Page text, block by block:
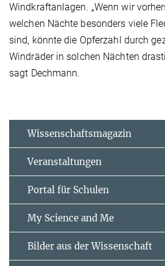
Windkraftanlagen. „Wenn wir
welchen Nächte besonders viele
sind, könnte die Opferzahl durch
Windräder in solchen Nächten
sagt Dechmann.
Wissenschaftsmagazin
Veranstaltungen
Portal für Schulen
My Science and Me
Bilder aus der Wissenschaft